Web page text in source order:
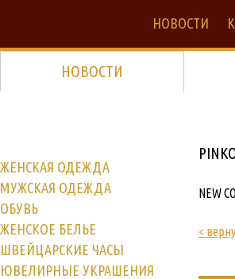
НОВОСТИ
НОВОСТИ
ЖЕНСКАЯ ОДЕЖДА
МУЖСКАЯ ОДЕЖДА
ОБУВЬ
ЖЕНСКОЕ БЕЛЬЕ
ШВЕЙЦАРСКИЕ ЧАСЫ
ЮВЕЛИРНЫЕ УКРАШЕНИЯ
NEW
<